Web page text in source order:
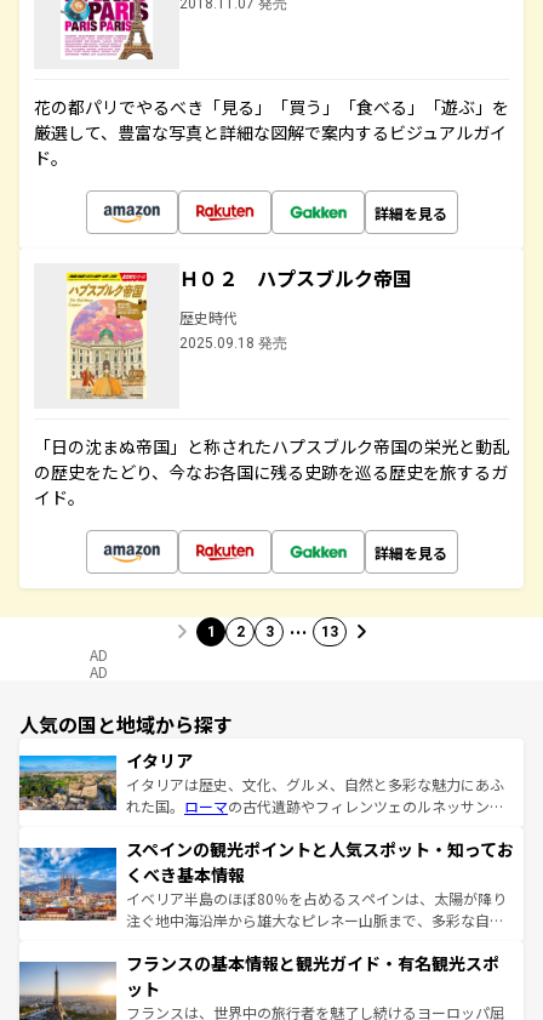
2018.11.07 発売
花の都パリでやるべき「見る」「買う」「食べる」「遊ぶ」を
厳選して、豊富な写真と詳細な図解で案内するビジュアルガイ
ド。
詳細を見る
Ｈ０２ ハプスブルク帝国
歴史時代
2025.09.18 発売
「日の沈まぬ帝国」と称されたハプスブルク帝国の栄光と動乱
の歴史をたどり、今なお各国に残る史跡を巡る歴史を旅するガ
イド。
詳細を見る
1 2 3 … 13
AD
AD
人気の国と地域から探す
イタリア
イタリアは歴史、文化、グルメ、自然と多彩な魅力にあふ
れた国。 ローマの古代遺跡やフィレンツェのルネッサンス
ろん、トスカーナの美しい田園風景やアマルフィ海岸の絶
景など、自然景観も見逃せない。観光の合間には、本場の
ピザやパスタなど、絶品のイタリア料理を堪能することも
できる。朝目覚めてから夜眠るまで、すべての瞬間を楽し
なお、新着のイタリア情報はコンテンツ一覧を参照してほ
しい。
スペインの観光ポイントと人気スポット・知ってお
くべき基本情報
イベリア半島のほぼ80％を占めるスペインは、太陽が降り
注ぐ地中海沿岸から雄大なピレネー山脈まで、多彩な自然
文化が根付くこの国では、情熱的なフラメンコ、熱気あふ
れる闘牛、そして美味しいタパスが生活の一部となってい
る。首都マドリードの洗練された雰囲気や、バルセロナの
フランスの基本情報と観光ガイド・有名観光スポ
ット
フランスは、世界中の旅行者を魅了し続けるヨーロッパ屈